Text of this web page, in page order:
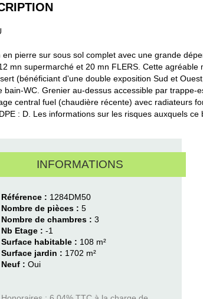
en pierre sur sous sol complet avec une grande
mn supermarché et 20 mn FLERS. Cette
(bénéficiant d'une double exposition Sud et
bain-WC. Grenier au-dessus accessible par trappe-
central fuel (chaudière récente) avec radiateurs
: D. Les informations sur les risques auxquels
INFORMATIONS
Référence : 1284DM50
Nombre de pièces :5
Nombre de chambres :3
Nb Etage :-1
Surface habitable : 108 m²
Surface jardin : 1702 m²
Neuf :Oui